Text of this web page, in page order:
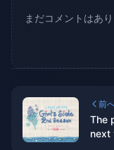
まだコメントはあ
前
The
next